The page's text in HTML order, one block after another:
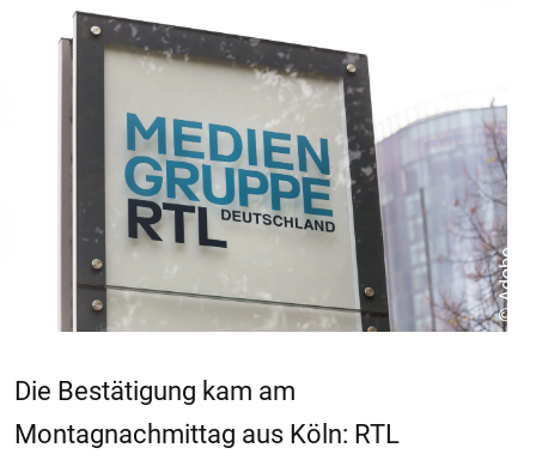
© Adobe
Die Bestätigung kam am
Montagnachmittag aus Köln: RTL